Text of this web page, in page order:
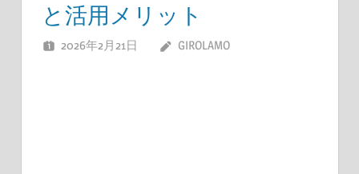
と活用メリット
2026年2月21日 GIROLAMO